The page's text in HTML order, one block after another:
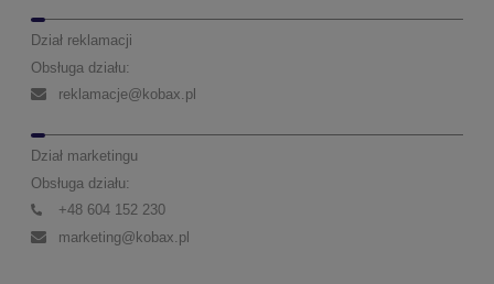
Dział reklamacji
Obsługa działu:
reklamacje@kobax.pl
Dział marketingu
Obsługa działu:
+48 604 152 230
marketing@kobax.pl